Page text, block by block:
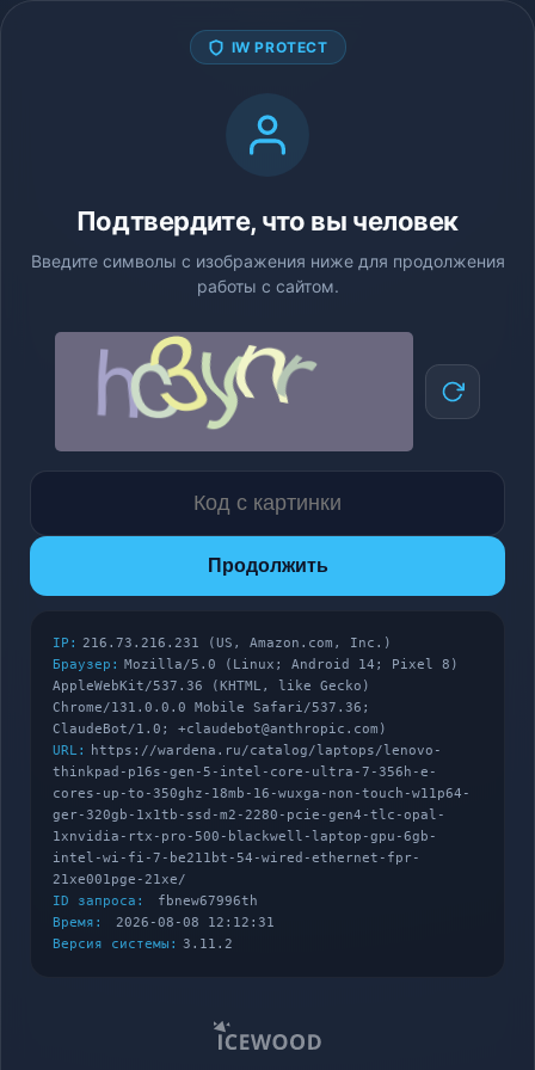
IW PROTECT
Подтвердите, что вы человек
Введите символы с изображения ниже для продолжения
работы с сайтом.
Продолжить
IP: 216.73.216.231 (US, Amazon.com, Inc.)
Браузер: Mozilla/5.0 (Linux; Android 14; Pixel 8)
AppleWebKit/537.36 (KHTML, like Gecko)
Chrome/131.0.0.0 Mobile Safari/537.36;
ClaudeBot/1.0; +claudebot@anthropic.com)
URL:
https://wardena.ru/catalog/laptops/lenovo-
thinkpad-p16s-gen-5-intel-core-ultra-7-356h-e-
cores-up-to-350ghz-18mb-16-wuxga-non-touch-w11p64-
ger-320gb-1x1tb-ssd-m2-2280-pcie-gen4-tlc-opal-
1xnvidia-rtx-pro-500-blackwell-laptop-gpu-6gb-
intel-wi-fi-7-be211bt-54-wired-ethernet-fpr-
21xe001pge-21xe/
ID запроса:
fbnew67996th
Время:
2026-08-08 12:12:31
Версия системы: 3.11.2